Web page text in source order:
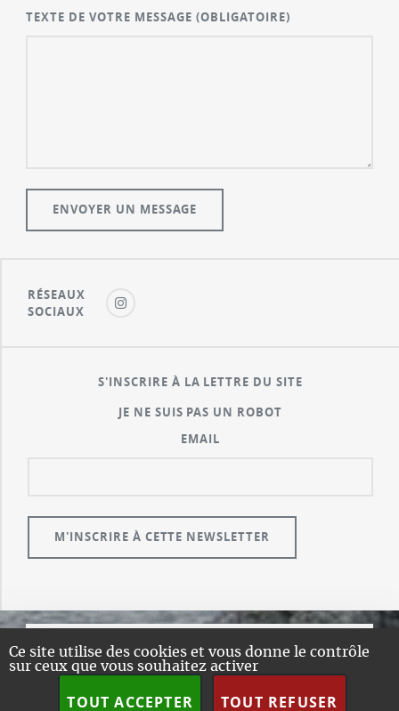
Ce site utilise des cookies et vous donne le contrôle
sur ceux que vous souhaitez activer
TOUT ACCEPTER TOUT REFUSER
TEXTE DE VOTRE MESSAGE(OBLIGATOIRE)
RÉSEAUX
SOCIAUX
S'INSCRIRE À LA LETTRE DU SITE
JE NE SUIS PAS UN ROBOT
EMAIL
© GUALENI.COM
A PROPOS
PLAN DU SITE